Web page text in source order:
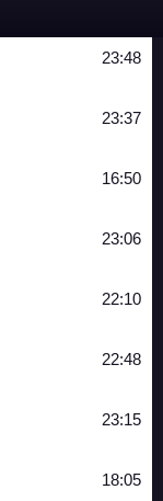
23:48
23:37
16:50
23:06
22:10
22:48
23:15
18:05